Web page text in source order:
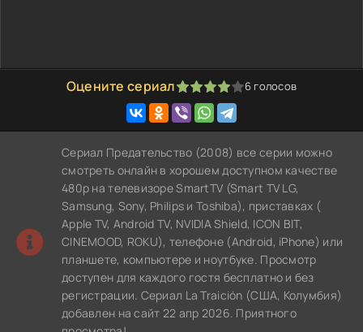
Оцените сериал
1 2 3 4 5 6голосов
Сериал Предательство (2008) все серии можно
смотреть онлайн в хорошем доступном качестве
480p на телевизоре SmartTV (Smart TV LG,
Samsung, Sony, Philips и Toshiba), приставках (
Apple TV, Android TV, NVIDIA Shield, ICON BIT,
CINEMOOD, ROKU), телефоне (Android, iPhone) или
планшете, компьютере и ноутбуке. Просмотр
доступен для каждого гостя бесплатно и без
регистрации. Сериал La Traición (США, Колумбия)
добавлен на сайт 22 апр 2026. Приятного